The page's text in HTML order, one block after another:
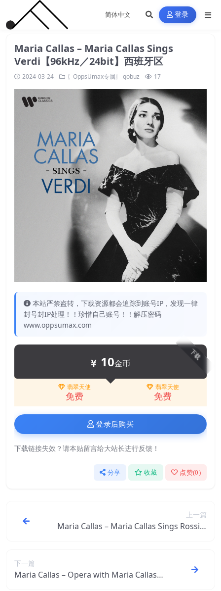
登录
Maria Callas – Maria Callas Sings
Verdi【96kHz／24bit】西班牙区
2024-03-24 〖OppsUmax专属〗 qobuz 17
本站严禁盗转，下载资源都会追踪到账号IP，发现一律
封号封IP处理！！珍惜自己账号！！解压密码
www.oppsumax.com
下载
10金币
翡翠天使
免费
翡翠天使
免费
登录后购买
下载链接失效？请本贴留言给大站长进行反馈！
分享 收藏 点赞(0)
上一篇
Maria Callas – Maria Callas Sings Rossini
下一篇
Maria Callas – Opera with Maria Callas